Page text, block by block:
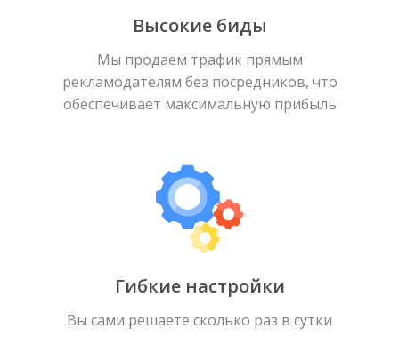
Высокие биды
Мы продаем трафик прямым
рекламодателям без посредников, что
обеспечивает максимальную прибыль
Гибкие настройки
Вы сами решаете сколько раз в сутки